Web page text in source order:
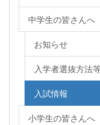
中学生の皆さんへ
お知らせ
入学者選抜方法
入試情報
小学生の皆さんへ